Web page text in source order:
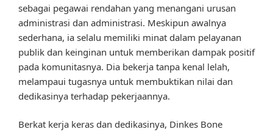
sebagai pegawai rendahan yang menangani urusan
administrasi dan administrasi. Meskipun awalnya
sederhana, ia selalu memiliki minat dalam pelayanan
publik dan keinginan untuk memberikan dampak positif
pada komunitasnya. Dia bekerja tanpa kenal lelah,
melampaui tugasnya untuk membuktikan nilai dan
dedikasinya terhadap pekerjaannya.
Berkat kerja keras dan dedikasinya, Dinkes Bone